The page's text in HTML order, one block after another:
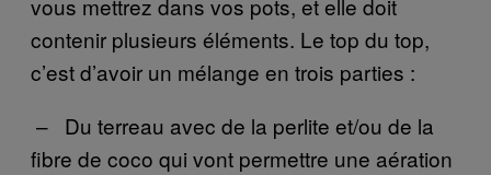
vous mettrez dans vos pots, et elle doit
contenir plusieurs éléments. Le top du top,
c’est d’avoir un mélange en trois parties :
– Du terreau avec de la perlite et/ou de la
fibre de coco qui vont permettre une aération